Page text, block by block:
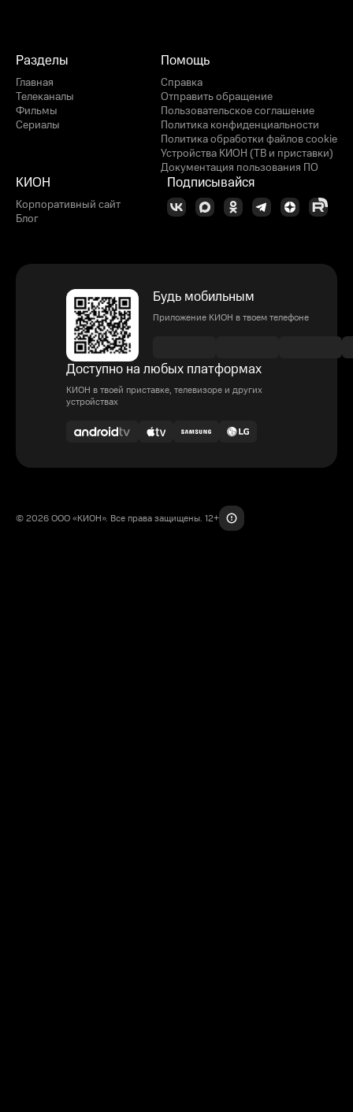
Разделы
Главная
Телеканалы
Фильмы
Сериалы
Помощь
Справка
Отправить обращение
Пользовательское соглашение
Политика конфиденциальности
Политика обработки файлов cookie
Устройства КИОН (ТВ и приставки)
Документация пользования ПО
КИОН
Корпоративный сайт
Блог
Подписывайся
Будь мобильным
Приложение КИОН в твоем телефоне
Доступно на любых платформах
КИОН в твоей приставке, телевизоре и других
устройствах
© 2026 ООО «КИОН». Все права защищены. 12+